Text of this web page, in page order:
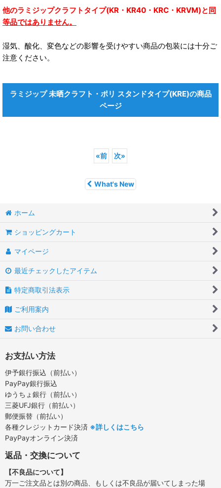
他のラミジップクラフトタイプ(KR・KR40・KRC・KRVM)と同
等品ではありません。
湿気、酸化、変色などの影響を受けやすい商品の包装には十分ご
注意ください。
ラミジップ 未晒クラフト・ポリ スタンドタイプ(KRE)の商品
ページ
«前 次»
What's New
ホーム
ショッピングカート
マイページ
最近チェックしたアイテム
特定商取引法表示
ご利用案内
お問い合わせ
お支払い方法
伊予銀行振込（前払い）
PayPay銀行振込
ゆうちょ銀行（前払い）
三菱UFJ銀行（前払い）
郵便振替（前払い）
各種クレジットカード決済 ※詳しくはこちら
PayPayオンライン決済
返品・交換について
【不良品について】
万一ご注文品とは別の商品、もしくは不良品が届いてしまった場